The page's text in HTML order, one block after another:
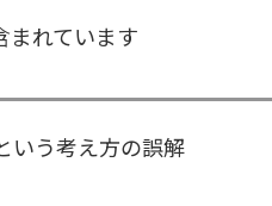
まれています
いう考え方の誤解